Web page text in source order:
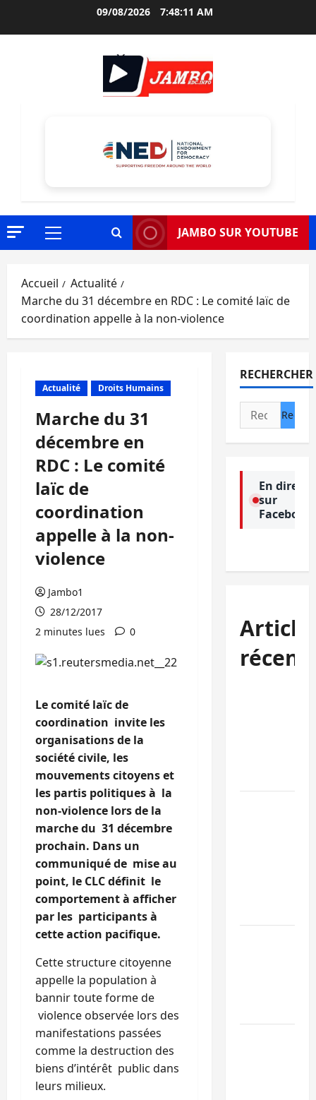
09/08/2026 7:48:12 AM
Menu
JAMBO SUR YOUTUBE
Accueil
Actualité
Marche du 31 décembre en RDC : Le comité laïc de
coordination appelle à la non-violence
Actualité Droits Humains
Marche du 31
décembre en
RDC : Le comité
laïc de
coordination
appelle à la non-
violence
Jambo1
28/12/2017
2 minutes lues
0
Le comité laïc de
coordination invite les
organisations de la
société civile, les
mouvements citoyens et
les partis politiques à la
non-violence lors de la
marche du 31 décembre
prochain. Dans un
communiqué de mise au
point, le CLC définit le
comportement à afficher
par les participants à
cette action pacifique.
Cette structure citoyenne
appelle la population à
bannir toute forme de
violence observée lors des
manifestations passées
comme la destruction des
biens d’intérêt public dans
leurs milieux.
RECHERCHER
Rechercher :
En direct
sur
Facebook